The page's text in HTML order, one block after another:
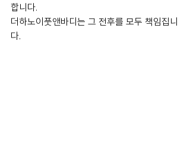
합니다.
더하노이풋앤바디는 그 전후를 모두 책임집니
다.